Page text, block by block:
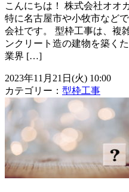
こんにちは！ 株式会社オオ
特に名古屋市や小牧市など
会社です。 型枠工事は、複
ンクリート造の建物を築く
業界 […]
2023年11月21日(火) 10:00
カテゴリー： 型枠工事